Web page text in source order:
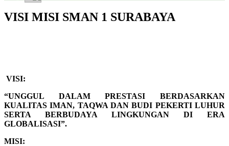
VISI MISI SMAN 1 SURABAYA
VISI:
“UNGGUL DALAM PRESTASI BERDASARKAN
KUALITAS IMAN, TAQWA DAN BUDI PEKERTI LUHUR
SERTA BERBUDAYA LINGKUNGAN DI ERA
GLOBALISASI”.
MISI: